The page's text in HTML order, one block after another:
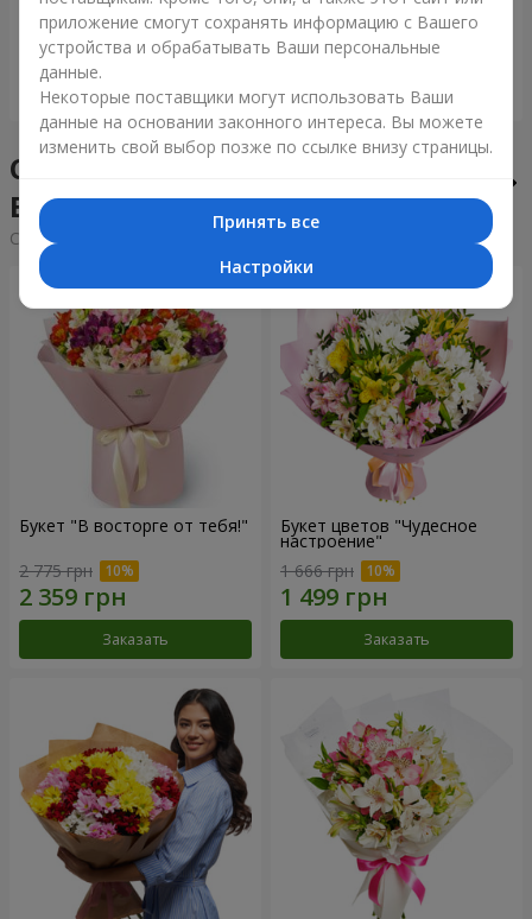
6 091 грн
Заказать
1 399 грн
Заказать
Сборные букеты в городе
Выров
Cортировка: дорогие
Букет "В восторге от тебя!"
2 775 грн
Заказать
Букет цветов "Чудесное
настроение"
1 666 грн
Заказать
приложение смогут сохранять информацию с Вашего
устройства и обрабатывать Ваши персональные
данные.
Некоторые поставщики могут использовать Ваши
данные на основании законного интереса. Вы можете
изменить свой выбор позже по ссылке внизу страницы.
Принять все
Настройки